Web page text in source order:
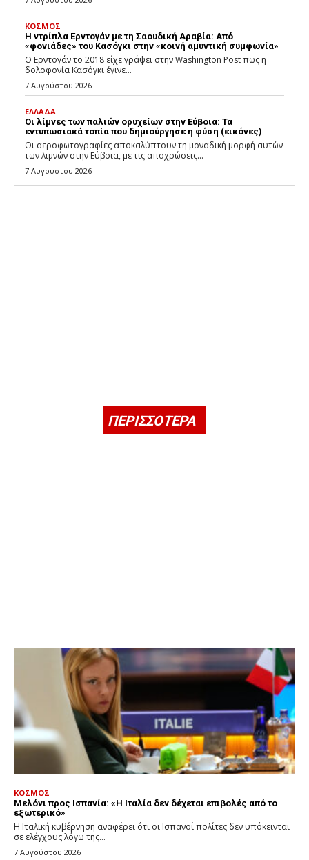
ΚΟΣΜΟΣ
Η ντρίπλα Ερντογάν με τη Σαουδική Αραβία: Από
«φονιάδες» του Κασόγκι στην «κοινή αμυντική συμφωνία»
Ο Ερντογάν το 2018 είχε γράψει στην Washington Post πως η
δολοφονία Κασόγκι έγινε...
7 Αυγούστου 2026
ΕΛΛΑΔΑ
Οι λίμνες των παλιών ορυχείων στην Εύβοια: Τα
εντυπωσιακά τοπία που δημιούργησε η φύση (εικόνες)
Οι αεροφωτογραφίες αποκαλύπτουν τη μοναδική μορφή αυτών
των λιμνών στην Εύβοια, με τις αποχρώσεις...
7 Αυγούστου 2026
ΠΕΡΙΣΣΟΤΕΡΑ
ΚΟΣΜΟΣ
Μελόνι προς Ισπανία: «Η Ιταλία δεν δέχεται επιβολές από το
εξωτερικό»
Η Ιταλική κυβέρνηση αναφέρει ότι οι Ισπανοί πολίτες δεν υπόκεινται
σε ελέγχους λόγω της...
7 Αυγούστου 2026